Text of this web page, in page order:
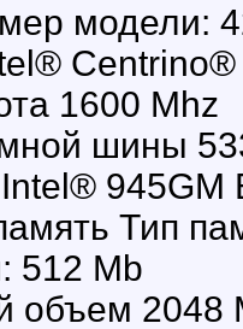
модели:
1600 Mhz
шины
945GM
Тип
512 Mb
объем 2048